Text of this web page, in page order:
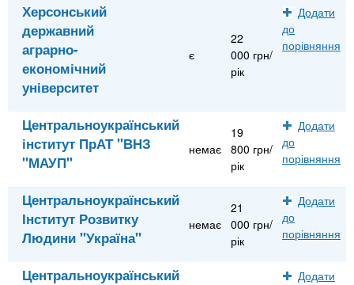
Херсонський
державний
аграрно-
економічний
університет
є
22
000 грн/
рік
Додати
до
порівняння
Центральноукраїнський
інститут ПрАТ "ВНЗ
"МАУП"
немає
19
800 грн/
рік
Додати
до
порівняння
Центральноукраїнський
Інститут Розвитку
Людини "Україна"
немає
21
000 грн/
рік
Додати
до
порівняння
Центральноукраїнський
Додати